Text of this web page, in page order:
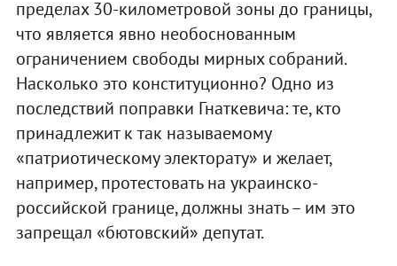
пределах 30-километровой зоны до границы,
что является явно необоснованным
ограничением свободы мирных собраний.
Насколько это конституционно? Одно из
последствий поправки Гнаткевича: те, кто
принадлежит к так называемому
«патриотическому электорату» и желает,
например, протестовать на украинско-
российской границе, должны знать – им это
запрещал «бютовский» депутат.